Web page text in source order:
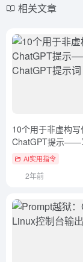
相关文章
10个用于非虚构写
ChatGPT提示——
ChatGPT提示词
AI实用指令
2年前